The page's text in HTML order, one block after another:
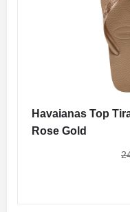
Havaianas Top
Rose Gold